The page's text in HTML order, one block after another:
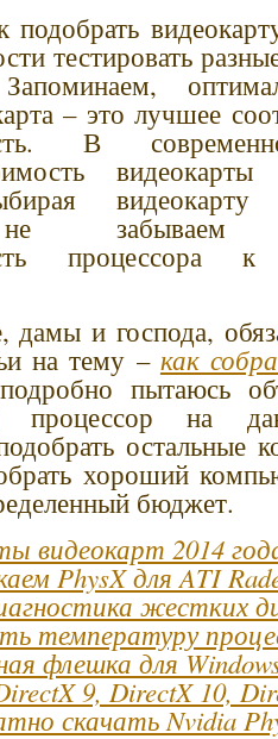
подобрать
тестировать
– это лучшее
В
забываем
процессора
и господа,
на тему – как
пытаюсь
процессор на
остальные
хороший
бюджет.
видеокарт 2014
PhysX для ATI
жестких
температуру
флешка для
9, DirectX 10,
скачать Nvidia